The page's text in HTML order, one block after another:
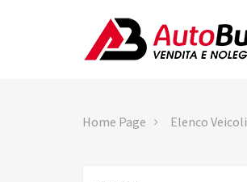
Home Page Elenco Veicoli